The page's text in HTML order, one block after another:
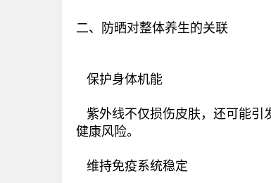
二、防晒对整体养生的关联
‌ 保护身体机能‌
紫外线不仅损伤皮肤，还可能引
健康风险‌。
‌ 维持免疫系统稳定‌